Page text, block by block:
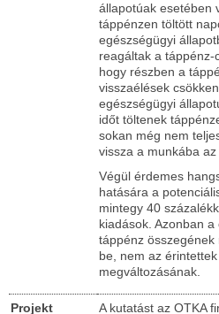
állapotúak esetében
táppénzen töltött
egészségügyi
reagáltak a táppénz-
hogy részben a
visszaélések
egészségügyi
időt töltenek
sokan még nem
vissza a munkába
Végül érdemes
hatására a
mintegy 40
kiadások. Azonban
táppénz
be, nem az
megváltozásának.
Projekt
A kutatást az OTKA